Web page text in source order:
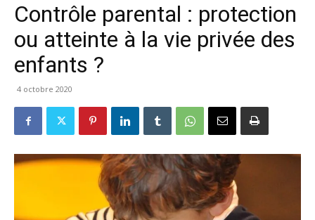
Contrôle parental : protection
ou atteinte à la vie privée des
enfants ?
4 octobre 2020